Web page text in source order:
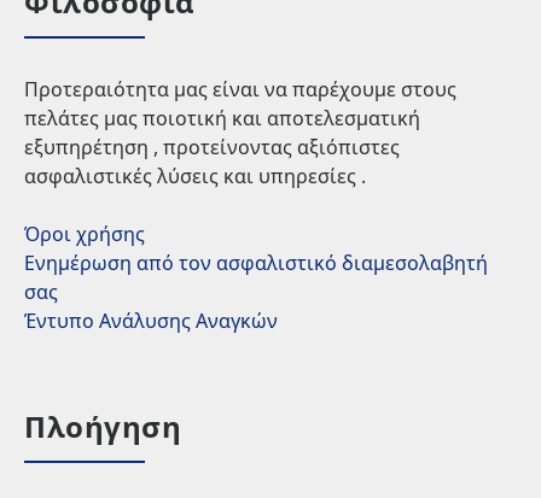
Προτεραιότητα μας είναι να παρέχουμε στους
πελάτες μας ποιοτική και αποτελεσματική
εξυπηρέτηση , προτείνοντας αξιόπιστες
ασφαλιστικές λύσεις και υπηρεσίες .
Όροι χρήσης
Ενημέρωση από τον ασφαλιστικό διαμεσολαβητή
σας
Έντυπο Ανάλυσης Αναγκών
Πλοήγηση